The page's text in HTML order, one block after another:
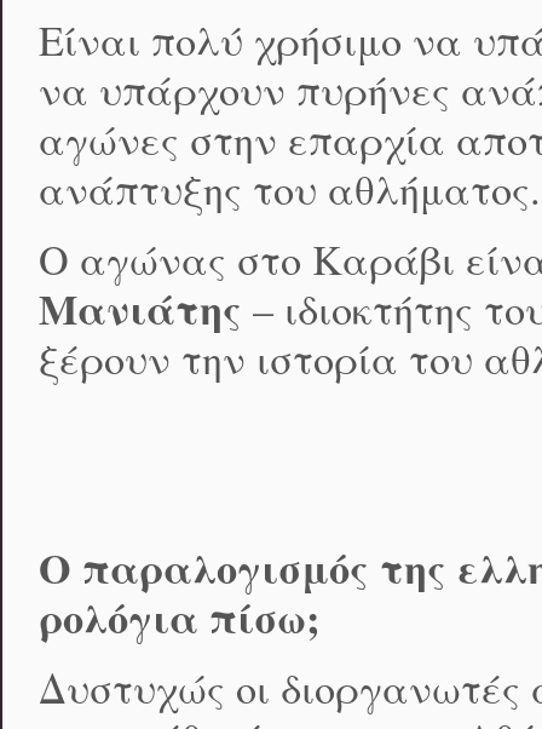
Είναι πολύ χρήσιμο να
να υπάρχουν πυρήνες
αγώνες στην επαρχία
ανάπτυξης του αθλήματος.
Ο αγώνας στο Καράβι
Μανιάτης – ιδιοκτήτης
ξέρουν την ιστορία του
Ο παραλογισμός της
ρολόγια πίσω;
Δυστυχώς οι